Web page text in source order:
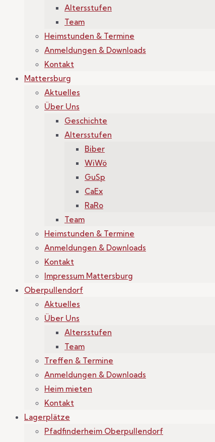
Altersstufen
Team
Heimstunden & Termine
Anmeldungen & Downloads
Kontakt
Mattersburg
Aktuelles
Über Uns
Geschichte
Altersstufen
Biber
WiWö
GuSp
CaEx
RaRo
Team
Heimstunden & Termine
Anmeldungen & Downloads
Kontakt
Impressum Mattersburg
Oberpullendorf
Aktuelles
Über Uns
Altersstufen
Team
Treffen & Termine
Anmeldungen & Downloads
Heim mieten
Kontakt
Lagerplätze
Pfadfinderheim Oberpullendorf